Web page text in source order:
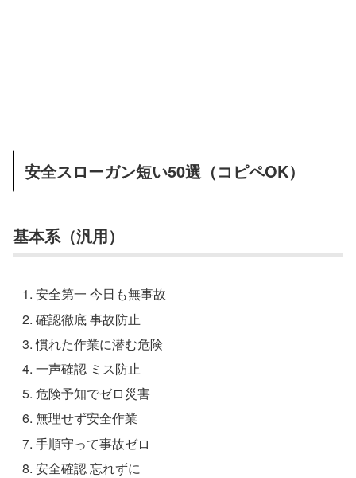
安全スローガン短い50選（コピペOK）
基本系（汎用）
安全第一 今日も無事故
確認徹底 事故防止
慣れた作業に潜む危険
一声確認 ミス防止
危険予知でゼロ災害
無理せず安全作業
手順守って事故ゼロ
安全確認 忘れずに